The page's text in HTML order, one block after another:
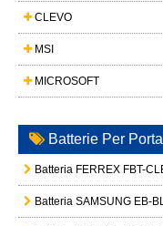
CLEVO
MSI
MICROSOFT
Batterie Per
Batteria FERREX FBT-
Batteria SAMSUNG EB-